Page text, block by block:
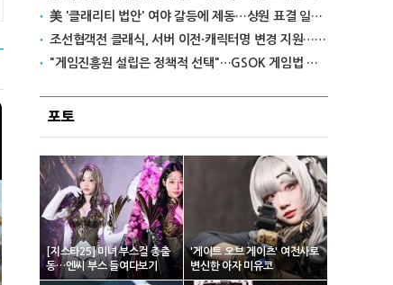
美 '클래리티 법안' 여야 갈등에 제동…상원 표결 일정 불투명
조선협객전 클래식, 서버 이전·캐릭터명 변경 지원…'역질의 들판' 콘텐츠 확장
"게임진흥원 설립은 정책적 선택"…GSOK 게임법 전부개정안 포럼서 제기
포토
[지스타25] 미녀 부스걸 총출
동…엔씨 부스 들여다보기
'게이트 오브 게이츠' 여전사로
변신한 아자 미유코